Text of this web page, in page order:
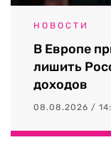
НОВОСТИ
В Европе
лишить
доходов
08.08.2026 /